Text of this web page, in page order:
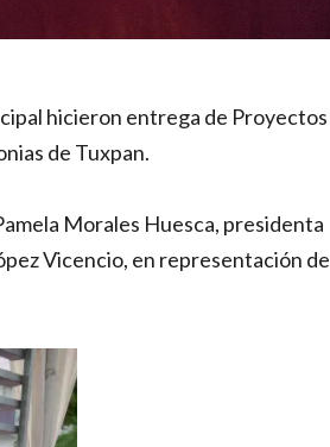
hicieron entrega de Proyectos
de Tuxpan.
Morales Huesca, presidenta
Vicencio, en representación de